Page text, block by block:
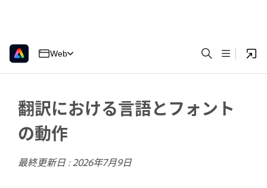
Web
翻訳における言語とフォント
の動作
最終更新日 :2026年7月9日